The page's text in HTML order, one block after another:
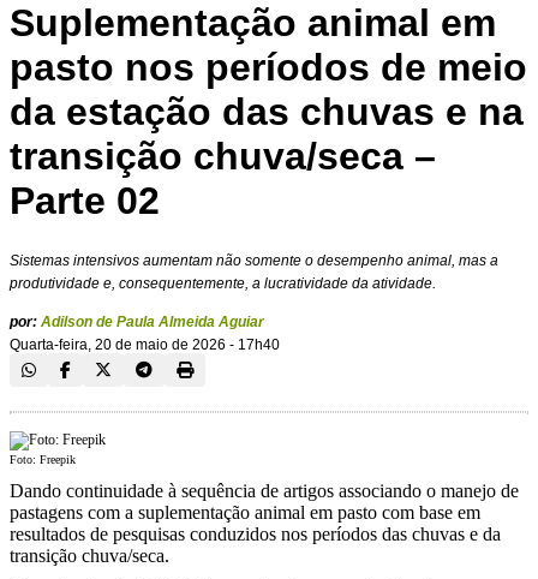
Suplementação animal em
pasto nos períodos de meio
da estação das chuvas e na
transição chuva/seca –
Parte 02
Sistemas intensivos aumentam não somente o desempenho animal, mas a
produtividade e, consequentemente, a lucratividade da atividade.
por: Adilson de Paula Almeida Aguiar
Quarta-feira, 20 de maio de 2026 - 17h40
Foto: Freepik
Dando continuidade à sequência de artigos associando o manejo de
pastagens com a suplementação animal em pasto com base em
resultados de pesquisas conduzidos nos períodos das chuvas e da
transição chuva/seca.